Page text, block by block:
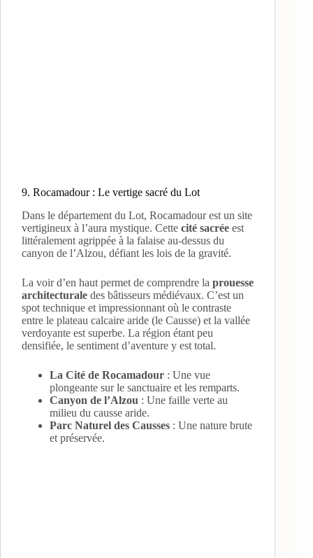
9. Rocamadour : Le vertige sacré du Lot
Dans le département du Lot, Rocamadour est un site
vertigineux à l’aura mystique. Cette cité sacrée est
littéralement agrippée à la falaise au-dessus du
canyon de l’Alzou, défiant les lois de la gravité.
La voir d’en haut permet de comprendre la prouesse
architecturale des bâtisseurs médiévaux. C’est un
spot technique et impressionnant où le contraste
entre le plateau calcaire aride (le Causse) et la vallée
verdoyante est superbe. La région étant peu
densifiée, le sentiment d’aventure y est total.
La Cité de Rocamadour : Une vue
plongeante sur le sanctuaire et les remparts.
Canyon de l’Alzou : Une faille verte au
milieu du causse aride.
Parc Naturel des Causses : Une nature brute
et préservée.